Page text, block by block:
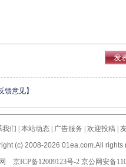
馈意见】
我们 本站动态 广告服务 欢迎投稿
(c) 2008-2026 01ea.com.All rights
京ICP备12009123号-2 京公网安备